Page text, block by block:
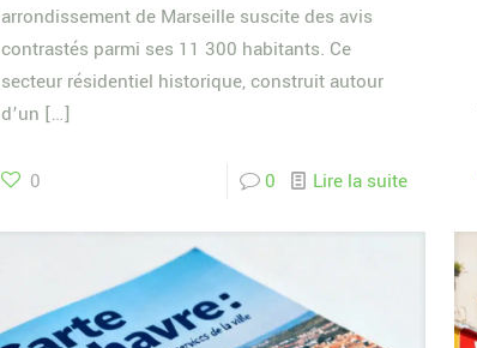
arrondissement de Marseille suscite des avis
contrastés parmi ses 11 300 habitants. Ce
secteur résidentiel historique, construit autour
d’un […]
0 0 Lire la suite